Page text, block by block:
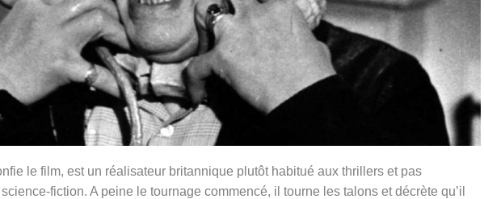
le film, est un réalisateur britannique plutôt habitué aux thrillers et pas
fiction. A peine le tournage commencé, il tourne les talons et décrète qu’il